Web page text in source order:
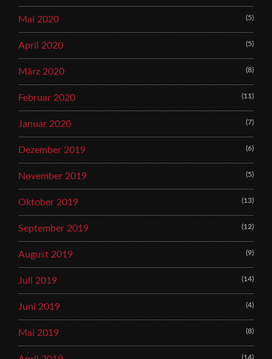
Mai 2020 (5)
April 2020 (5)
März 2020 (8)
Februar 2020 (11)
Januar 2020 (7)
Dezember 2019 (6)
November 2019 (5)
Oktober 2019 (13)
September 2019 (12)
August 2019 (9)
Juli 2019 (14)
Juni 2019 (4)
Mai 2019 (8)
(14)